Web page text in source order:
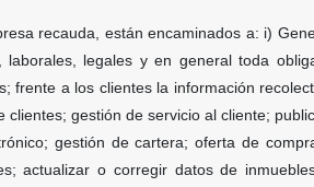
recauda, están encaminados a: i)
legales y en general toda
a los clientes la información
gestión de servicio al cliente;
gestión de cartera; oferta de
actualizar o corregir datos de